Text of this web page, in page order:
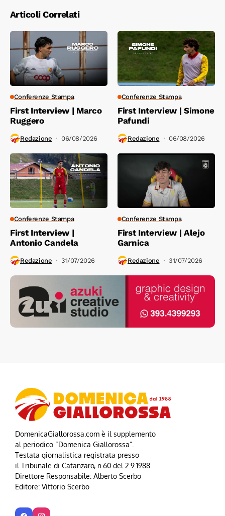
Articoli Correlati
Conferenze Stampa
First Interview | Marco
Ruggero
Redazione 06/08/2026
Conferenze Stampa
First Interview | Simone
Pafundi
Redazione 06/08/2026
Conferenze Stampa
First Interview |
Antonio Candela
Redazione 31/07/2026
Conferenze Stampa
First Interview | Alejo
Garnica
Redazione 31/07/2026
DomenicaGiallorossa.com è il supplemento
al periodico “Domenica Giallorossa”.
Testata giornalistica registrata presso
il Tribunale di Catanzaro, n.60 del 2.9.1988
Direttore Responsabile: Alberto Scerbo
Editore: Vittorio Scerbo